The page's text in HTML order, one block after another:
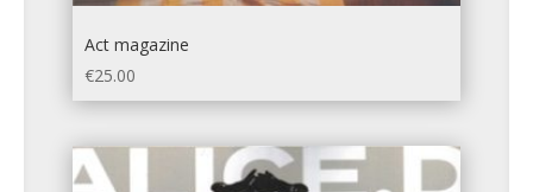
Act magazine
€25.00